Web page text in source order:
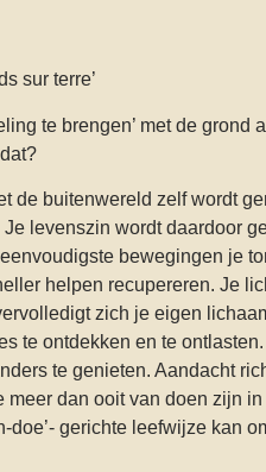
sur terre’
te brengen’ met de
de buitenwereld zelf wordt
levenszin wordt daardoor
bewegingen je
helpen recupereren. Je
zich je eigen
te ontdekken en te
te genieten. Aandacht
dan ooit van doen zijn
gerichte leefwijze kan